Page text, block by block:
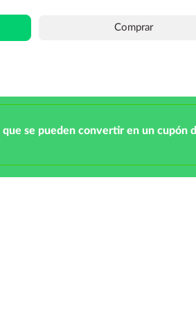
Comprar
se pueden convertir en un cupón